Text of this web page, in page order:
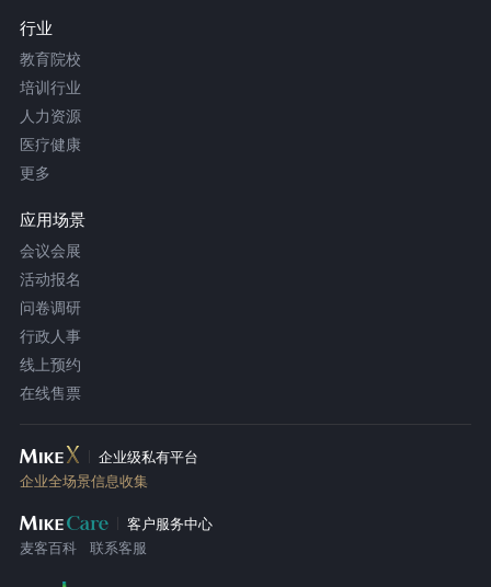
行业
教育院校
培训行业
人力资源
医疗健康
更多
应用场景
会议会展
活动报名
问卷调研
行政人事
线上预约
在线售票
企业级私有平台
企业全场景信息收集
客户服务中心
麦客百科
联系客服